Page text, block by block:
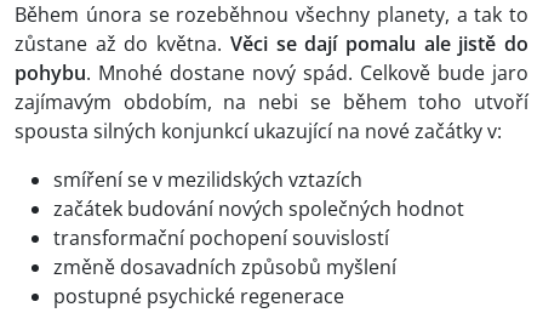
Během února se rozeběhnou všechny planety, a tak to
zůstane až do května. Věci se dají pomalu ale jistě do
pohybu. Mnohé dostane nový spád. Celkově bude jaro
zajímavým obdobím, na nebi se během toho utvoří
spousta silných konjunkcí ukazující na nové začátky v:
smíření se v mezilidských vztazích
začátek budování nových společných hodnot
transformační pochopení souvislostí
změně dosavadních způsobů myšlení
postupné psychické regenerace